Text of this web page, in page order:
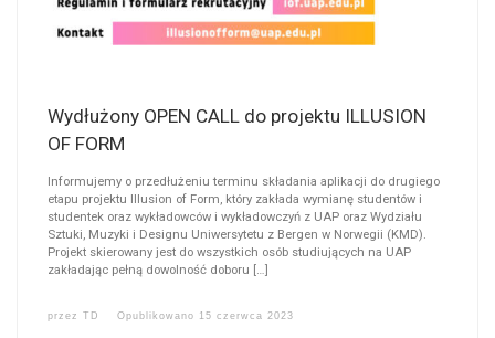
Wydłużony OPEN CALL do projektu ILLUSION
OF FORM
Informujemy o przedłużeniu terminu składania aplikacji do drugiego
etapu projektu Illusion of Form, który zakłada wymianę studentów i
studentek oraz wykładowców i wykładowczyń z UAP oraz Wydziału
Sztuki, Muzyki i Designu Uniwersytetu z Bergen w Norwegii (KMD).
Projekt skierowany jest do wszystkich osób studiujących na UAP
zakładając pełną dowolność doboru […]
przezTD Opublikowano 15 czerwca 2023